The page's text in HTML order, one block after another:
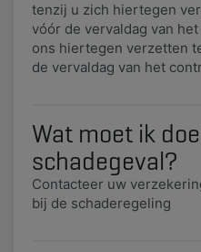
tenzij u zich hiertegen
vóór de vervaldag van
ons hiertegen verzetten
de vervaldag van het
Wat moet ik
schadegeval?
​Contacteer uw
bij de schaderegeling